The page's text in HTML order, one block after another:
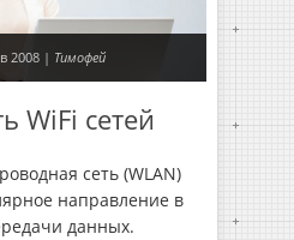
2008 | Тимофей
WiFi сетей
сеть (WLAN)
направление в
данных.